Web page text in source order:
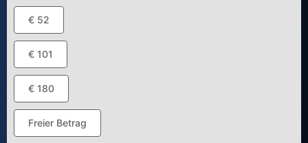
€ 52
€ 101
€ 180
Freier Betrag